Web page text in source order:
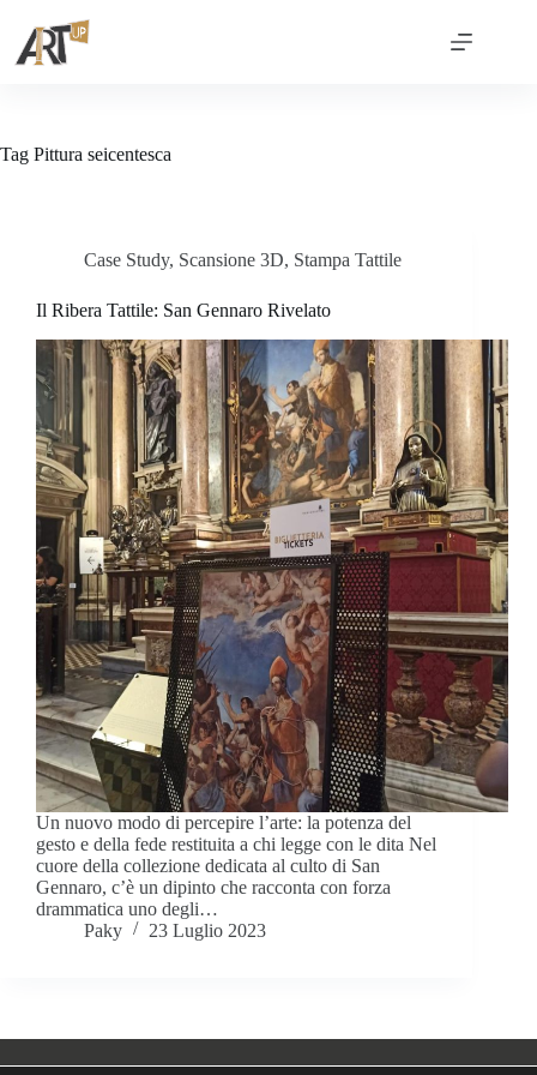
Tag Pittura seicentesca
Case Study, Scansione 3D, Stampa Tattile
Il Ribera Tattile: San Gennaro Rivelato
Un nuovo modo di percepire l’arte: la potenza del
gesto e della fede restituita a chi legge con le dita Nel
cuore della collezione dedicata al culto di San
Gennaro, c’è un dipinto che racconta con forza
drammatica uno degli…
Paky
23 Luglio 2023